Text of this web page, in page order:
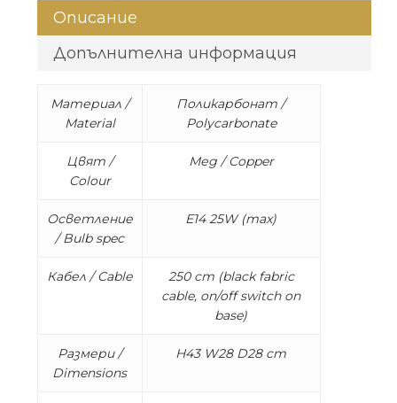
Описание
Допълнителна информация
Материал /
Material
Поликарбонат /
Polycarbonate
Цвят /
Colour
Мед / Copper
Осветление
/ Bulb speс
E14 25W (max)
Кабел / Cable
250 cm (black fabric
cable, on/off switch on
base)
Размери /
Dimensions
H43 W28 D28 cm